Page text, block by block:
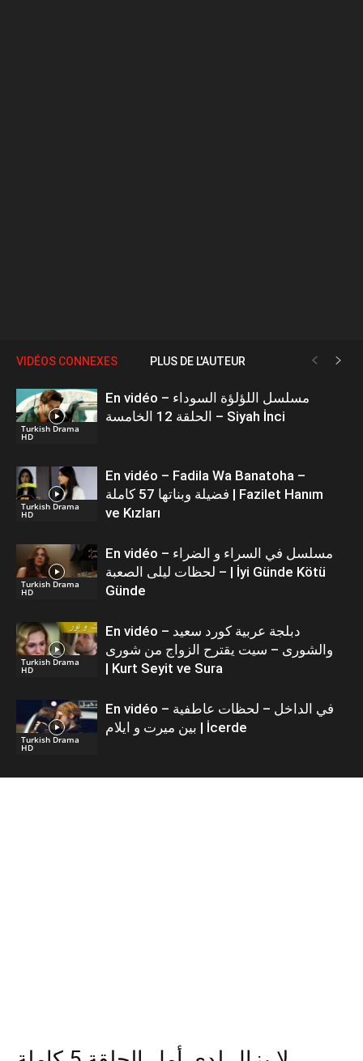
VIDÉOS CONNEXES PLUS DE L'AUTEUR
Turkish Drama
HD
En vidéo – مسلسل اللؤلؤة السوداء
الحلقة 12 الخامسة – Siyah İnci
Turkish Drama
HD
En vidéo – Fadila Wa Banatoha –
فضيلة وبناتها 57 كاملة | Fazilet Hanım
ve Kızları
Turkish Drama
HD
En vidéo – مسلسل في السراء و الضراء
– لحظات ليلى الصعبة | İyi Günde Kötü
Günde
Turkish Drama
HD
En vidéo – دبلجة عربية كورد سعيد
والشورى – سيت يقترح الزواج من شورى
| Kurt Seyit ve Sura
Turkish Drama
HD
En vidéo – في الداخل – لحظات عاطفية
بين ميرت و ايلام | İcerde